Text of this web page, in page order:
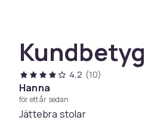
Lutningsskyddet
din lediga tid utan
Vädertålig och hållbar
Denna gungstol är
och lätt regn.
Kundbetyg
4,2 (10)
Hanna
för ett år sedan
Jättebra stolar